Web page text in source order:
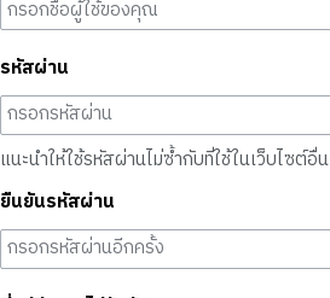
รหัสผ่าน
แนะนำให้ใช้รหัสผ่านไม่ซ้ำกับที่ใช้ในเว็บไซต์อื่น
ยืนยันรหัสผ่าน